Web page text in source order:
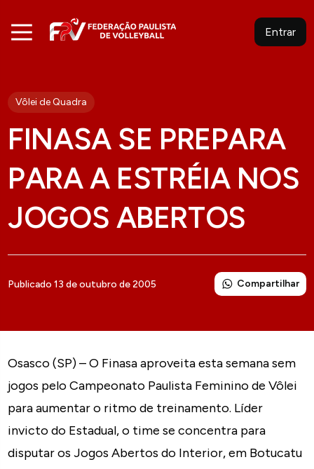
Entrar
Vôlei de Quadra
FINASA SE PREPARA
PARA A ESTRÉIA NOS
JOGOS ABERTOS
Publicado 13 de outubro de 2005 Compartilhar
Osasco (SP) – O Finasa aproveita esta semana sem
jogos pelo Campeonato Paulista Feminino de Vôlei
para aumentar o ritmo de treinamento. Líder
invicto do Estadual, o time se concentra para
disputar os Jogos Abertos do Interior, em Botucatu